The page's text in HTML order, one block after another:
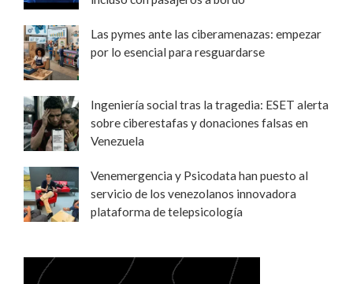
Las pymes ante las ciberamenazas: empezar
por lo esencial para resguardarse
Ingeniería social tras la tragedia: ESET alerta
sobre ciberestafas y donaciones falsas en
Venezuela
Venemergencia y Psicodata han puesto al
servicio de los venezolanos innovadora
plataforma de telepsicología